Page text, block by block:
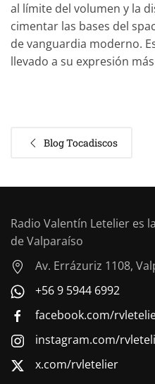
al límite del volumen y la
cimentar las bases del
de vanguardia moderno.
llevado a su expresión
Blog Tocadiscos
Radio Valentín Letelier es
de Valparaíso
Av. Errázuriz 1108,
+56 9 5944 6992
facebook.com/
instagram.com/
x.com/rvletelier